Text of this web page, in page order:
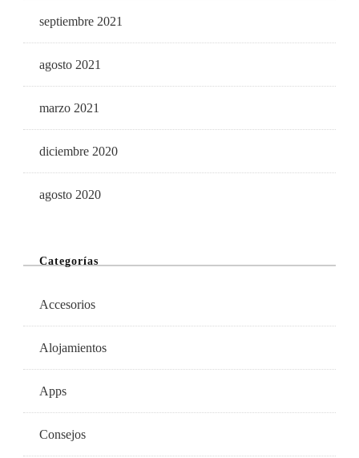
septiembre 2021
agosto 2021
marzo 2021
diciembre 2020
agosto 2020
Categorías
Accesorios
Alojamientos
Apps
Consejos